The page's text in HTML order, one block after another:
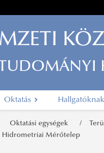
Oktatás Hallgatóknak
Oktatási egységek
Hidrometriai Mérőtelep